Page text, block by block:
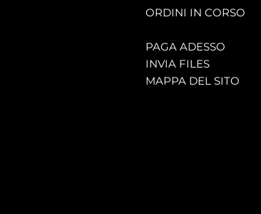
ORDINI IN CORSO
PAGA ADESSO
INVIA FILES
MAPPA DEL SITO